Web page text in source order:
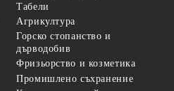
Табели
Агрикултура
Горско стопанство и
дърводобив
Фризьорство и козметика
Промишлено съхранение